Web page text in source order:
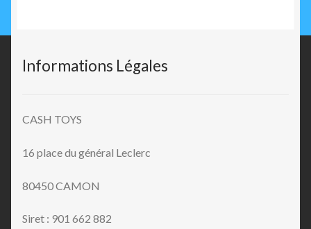
Informations Légales
CASH TOYS
16 place du général Leclerc
80450 CAMON
Siret : 901 662 882